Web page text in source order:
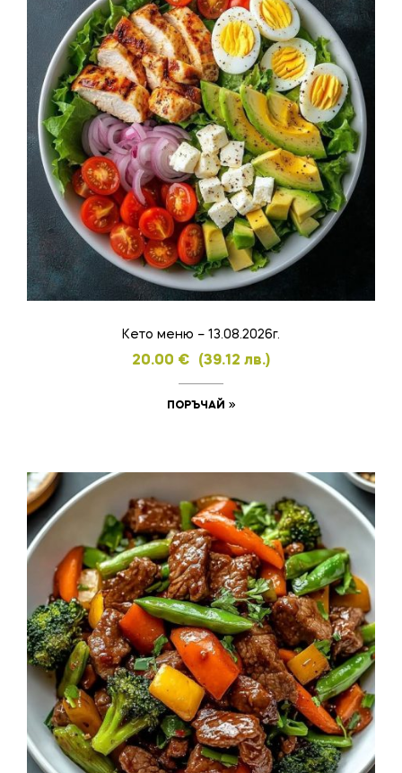
Кето меню – 13.08.2026г.
20.00 € (39.12 лв.)
ПОРЪЧАЙ